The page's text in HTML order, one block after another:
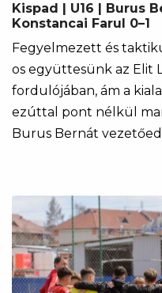
Kispad | U16 | Burus
Konstancai Farul 0–1
Fegyelmezett és
os együttesünk az Elit
fordulójában, ám a
ezúttal pont nélkül
Burus Bernát